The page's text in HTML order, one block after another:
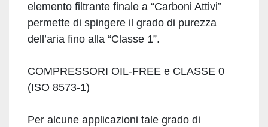
elemento filtrante finale a “Carboni Attivi”
permette di spingere il grado di purezza
dell’aria fino alla “Classe 1”.
COMPRESSORI OIL-FREE e CLASSE 0
(ISO 8573-1)
Per alcune applicazioni tale grado di